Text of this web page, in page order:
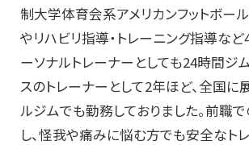
制大学体育会系アメリカンフットボー
やリハビリ指導・トレーニング指導な
ーソナルトレーナーとしても24時間ジ
スのトレーナーとして2年ほど、全国に
ルジムでも勤務しておりました。前職
し、怪我や痛みに悩む方でも安全なト